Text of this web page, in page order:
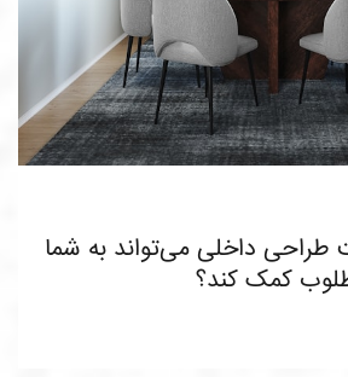
داخلی می‌تواند به شما
کمک کند؟